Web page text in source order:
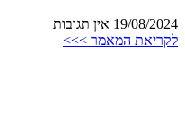
19/08/2024 אין תגובות
לקריאת המאמר >>>